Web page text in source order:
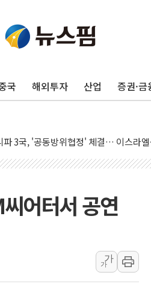
국 해외투자 산업 증권·금
상 밖 부진에 연준 금리 인상 가능성
이나…고용 감소에 9월 동결 전망 우세
증 행정명령 검토…"이르면 다음 주"
무도회장 공사 중단 명령…트럼프 제
장중 급등…시장은 "또 개입했나" 촉각
도체주 프리뷰...美 고용 쇼크에 반도체
고용 쇼크에 금리 인상 우려 후퇴…나
2만3000명 감소 '쇼크'…9월 금리 인상
파 3개국, 공동방위협정 체결
징주...아틀라시안·클라우드플레어
어터서 공연
가
가